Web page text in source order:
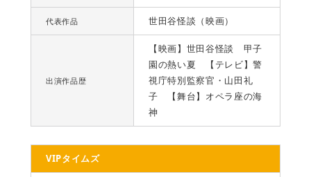
代表作品 世田谷怪談（映画）
出演作品歴
【映画】世田谷怪談 甲子
園の熱い夏 【テレビ】警
視庁特別監察官・山田礼
子 【舞台】オペラ座の海
神
VIPタイムズ